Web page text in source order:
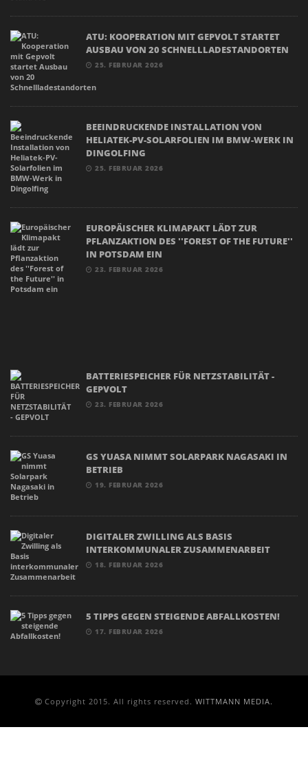
ATU: KOOPERATION MIT GEPVOLT STARTET
AUSBAU VON 20 SCHNELLLADESTANDORTEN
25. FEBRUAR 2026
BEEINDRUCKENDE INSTALLATION VON
HELIATEK-PV-SOLARFOLIEN IM BMW-WERK IN
DINGOLFING
25. FEBRUAR 2026
EUROPÄISCHER KLIMAPAKT LÄDT ZUR
PFLANZAKTION DES ''FOREST OF THE FUTURE''
IN POTSDAM EIN
23. FEBRUAR 2026
BATTERIESPEICHER FÜR NETZSTABILITÄT -
GEPVOLT
23. FEBRUAR 2026
GS YUASA NIMMT SOLARPARK NAGASAKI IN
BETRIEB
19. FEBRUAR 2026
DIGITALER ZWILLING ALS BASIS
INTERKOMMUNALER ZUSAMMENARBEIT
18. FEBRUAR 2026
5 TIPPS GEGEN STEIGENDE ABFALLKOSTEN!
17. FEBRUAR 2026
Copyright 2015. All rights reserved. WITTMANN MEDIA.